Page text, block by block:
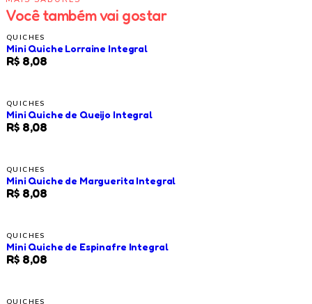
Você também vai gostar
LANÇAMENTO
QUICHES
Mini Quiche Lorraine Integral
R$ 8,08
QUICHES
Mini Quiche de Queijo Integral
R$ 8,08
QUICHES
Mini Quiche de Marguerita Integral
R$ 8,08
QUICHES
Mini Quiche de Espinafre Integral
R$ 8,08
QUICHES